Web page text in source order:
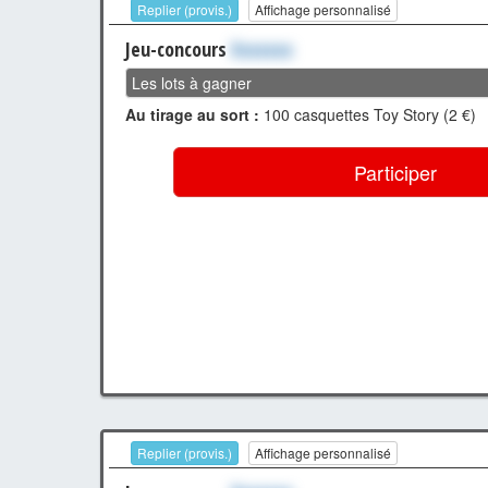
Replier (provis.) Affichage personnalisé
Jeu-concours Xxxxxxx
Les lots à gagner
Au tirage au sort : 100 casquettes Toy Story (2 €)
Participer
Replier (provis.) Affichage personnalisé